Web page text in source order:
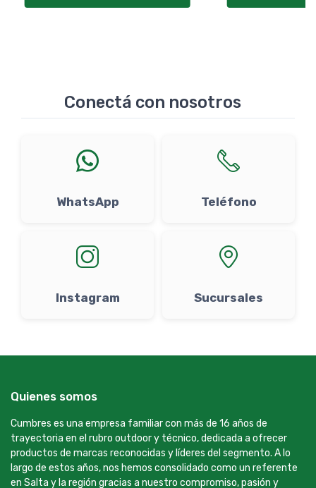
Conectá con nosotros
WhatsApp Teléfono
Instagram Sucursales
Quienes somos
Cumbres es una empresa familiar con más de 16 años de
trayectoria en el rubro outdoor y técnico, dedicada a ofrecer
productos de marcas reconocidas y líderes del segmento. A lo
largo de estos años, nos hemos consolidado como un referente
en Salta y la región gracias a nuestro compromiso, pasión y